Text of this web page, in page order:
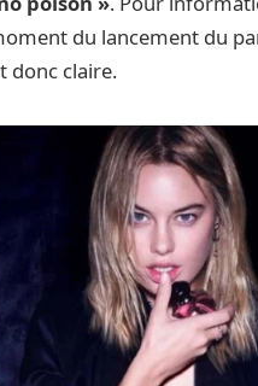
du lancement du
donc claire.